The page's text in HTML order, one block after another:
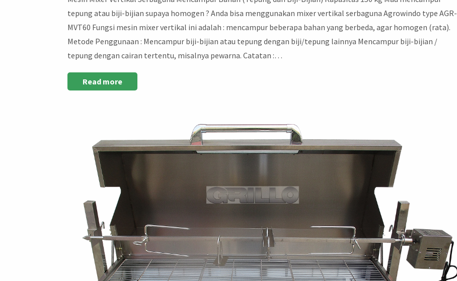
tepung atau biji-bijian supaya homogen ? Anda bisa menggunakan mixer vertikal serbaguna Agrowindo type AGR-
MVT60 Fungsi mesin mixer vertikal ini adalah : mencampur beberapa bahan yang berbeda, agar homogen (rata).
Metode Penggunaan : Mencampur biji-bijian atau tepung dengan biji/tepung lainnya Mencampur biji-bijian /
tepung dengan cairan tertentu, misalnya pewarna. Catatan :…
Read more